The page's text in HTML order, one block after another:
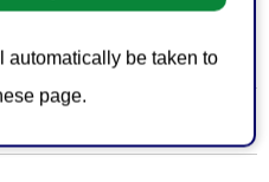
automatically be taken to
page.